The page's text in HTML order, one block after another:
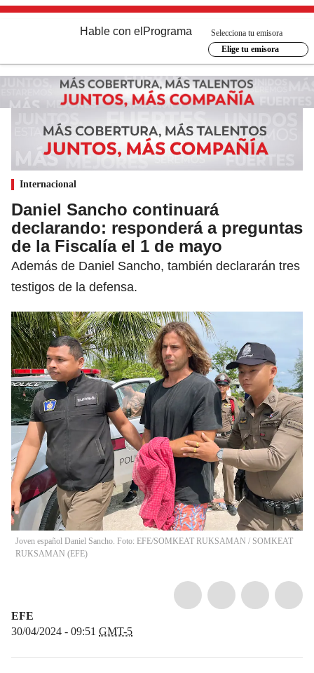
Hable con el Programa
Selecciona tu emisora
Elige tu emisora
Internacional
Daniel Sancho continuará
declarando: responderá a preguntas
de la Fiscalía el 1 de mayo
Además de Daniel Sancho, también declararán tres
testigos de la defensa.
Joven español Daniel Sancho. Foto: EFE/SOMKEAT RUKSAMAN / SOMKEAT
RUKSAMAN (EFE)
EFE
30/04/2024 - 09:51 GMT-5